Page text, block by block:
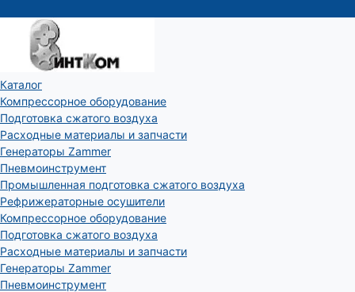
Каталог
Компрессорное оборудование
Подготовка сжатого воздуха
Расходные материалы и запчасти
Генераторы Zammer
Пневмоинструмент
Промышленная подготовка сжатого воздуха
Рефрижераторные осушители
Компрессорное оборудование
Подготовка сжатого воздуха
Расходные материалы и запчасти
Генераторы Zammer
Пневмоинструмент